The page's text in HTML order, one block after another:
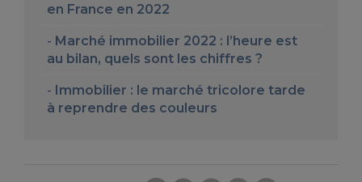
en France en 2022
Marché immobilier 2022 : l’heure est
au bilan, quels sont les chiffres ?
Immobilier : le marché tricolore tarde
à reprendre des couleurs